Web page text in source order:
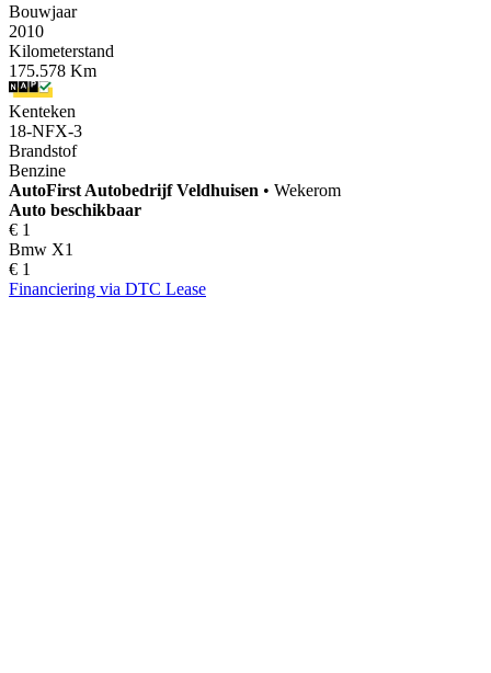
Bouwjaar
2010
Kilometerstand
175.578 Km
Kenteken
18-NFX-3
Brandstof
Benzine
AutoFirst Autobedrijf Veldhuisen • Wekerom
Auto beschikbaar
€ 1
Bmw X1
€ 1
Financiering via DTC Lease